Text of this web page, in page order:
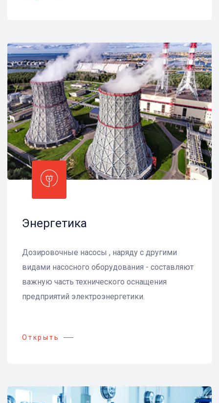
Энергетика
Дозировочные насосы , наряду с другими
видами насосного оборудования - составляют
важную часть технического оснащения
предприятий электроэнергетики.
Открыть